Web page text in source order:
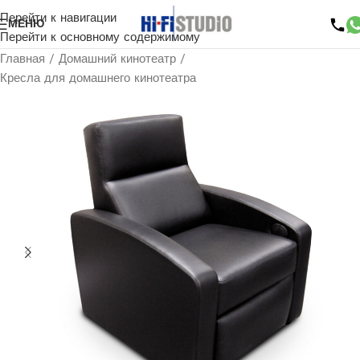
Перейти к навигации
Перейти к основному содержимому
МЕНЮ
Главная / Домашний кинотеатр /
Кресла для домашнего кинотеатра